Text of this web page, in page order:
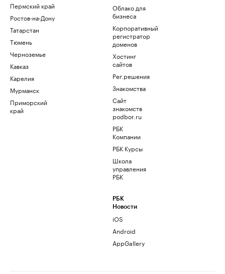
Пермский край
Ростов-на-Дону
Татарстан
Тюмень
Черноземье
Кавказ
Карелия
Мурманск
Приморский
край
Облако для
бизнеса
Корпоративный
регистратор
доменов
Хостинг
сайтов
Рег.решения
Знакомства
Сайт
знакомств
podbor.ru
РБК
Компании
РБК Курсы
Школа
управления
РБК
РБК
Новости
iOS
Android
AppGallery